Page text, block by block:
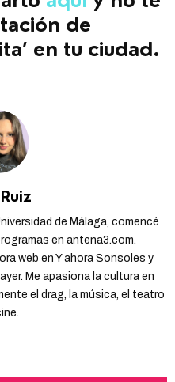
de
en tu ciudad.
de Málaga, comencé
en antena3.com.
web en Y ahora Sonsoles y
Me apasiona la cultura en
el drag, la música, el teatro